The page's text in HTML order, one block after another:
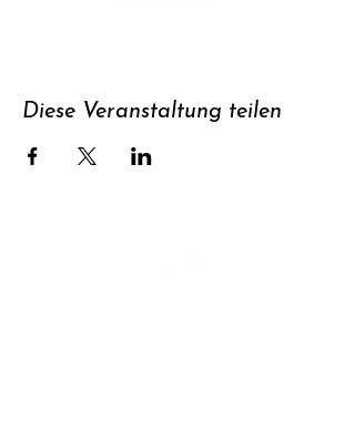
Diese Veranstaltung teilen